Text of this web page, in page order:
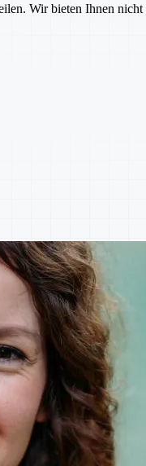
Wir bieten Ihnen